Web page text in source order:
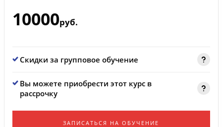
10000руб.
Скидки за групповое обучение
Вы можете приобрести этот курс в
рассрочку
ЗАПИСАТЬСЯ НА ОБУЧЕНИЕ